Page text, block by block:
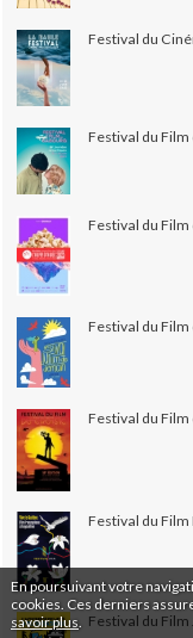
En poursuivant votre
cookies. Ces derniers
savoir plus
Festival du
Festival du
Festival du
Festival du
Festival du
Festival du
Festival du